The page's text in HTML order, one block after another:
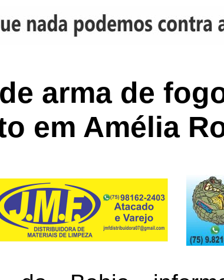
arma de
em Amélia